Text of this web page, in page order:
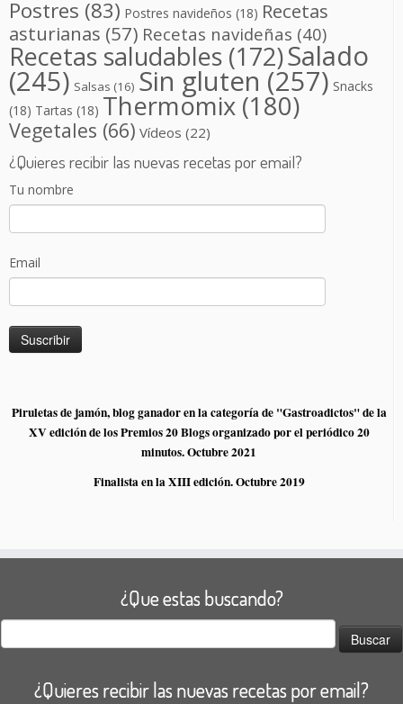
Postres (83) Postres navideños (18) Recetas
asturianas (57) Recetas navideñas (40)
Recetas saludables (172)Salado
(245) Salsas (16) Sin gluten (257) Snacks
(18) Tartas (18) Thermomix (180)
Vegetales (66) Vídeos (22)
¿Quieres recibir las nuevas recetas por email?
Tu nombre
Email
Piruletas de jamón, blog ganador en la categoría de "Gastroadictos" de la
XV edición de los Premios 20 Blogs organizado por el periódico 20
minutos. Octubre 2021
Finalista en la XIII edición. Octubre 2019
¿Que estas buscando?
¿Quieres recibir las nuevas recetas por email?